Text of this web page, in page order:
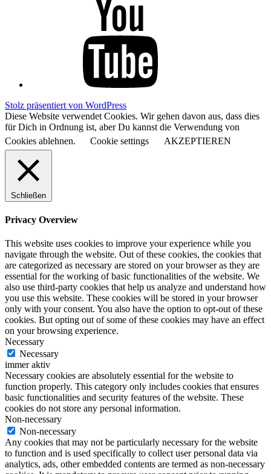
Stolz präsentiert von WordPress
Diese Website verwendet Cookies. Wir gehen davon aus, dass dies
für Dich in Ordnung ist, aber Du kannst die Verwendung von
Cookies ablehnen.
Cookie settings AKZEPTIEREN
Schließen
Privacy Overview
This website uses cookies to improve your experience while you
navigate through the website. Out of these cookies, the cookies that
are categorized as necessary are stored on your browser as they are
essential for the working of basic functionalities of the website. We
also use third-party cookies that help us analyze and understand how
you use this website. These cookies will be stored in your browser
only with your consent. You also have the option to opt-out of these
cookies. But opting out of some of these cookies may have an effect
on your browsing experience.
Necessary
Necessary
immer aktiv
Necessary cookies are absolutely essential for the website to
function properly. This category only includes cookies that ensures
basic functionalities and security features of the website. These
cookies do not store any personal information.
Non-necessary
Non-necessary
Any cookies that may not be particularly necessary for the website
to function and is used specifically to collect user personal data via
analytics, ads, other embedded contents are termed as non-necessary